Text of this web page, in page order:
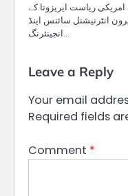
ریاست ایریزونا کے
انٹرنیشنل سائنس اینڈ
انجینئرنگ…
Leave a Reply
Your email
Required fields
Comment *